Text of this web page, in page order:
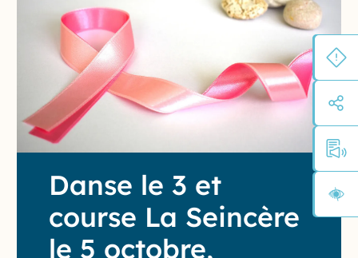
Danse le 3 et
course La Seincère
le 5 octobre,